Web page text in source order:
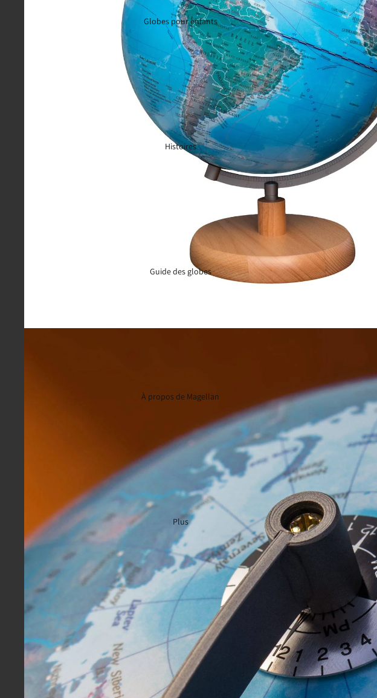
Globes pour enfants
Histoires
Guide des globes
À propos de Magellan
Plus